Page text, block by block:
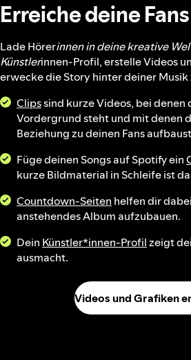
Erreiche deine Fans
Lade Hörerinnen in deine kreative
Künstlerinnen-Profil, erstelle Videos
erwecke die Story hinter deiner Musik
Clipssind kurze Videos, bei denen
Vordergrund steht und mit denen
Beziehung zu deinen Fans
Füge deinen Songs auf Spotify ein
kurze Bildmaterial in Schleife ist
Countdown-Seiten helfen dir
anstehendes Album aufzubauen.
Dein Künstler*innen-Profilzeigt
ausmacht.
Videos und Grafiken